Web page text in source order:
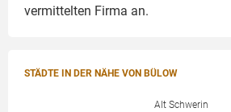
vermittelten Firma an.
STÄDTE IN DER NÄHE VON BÜLOW
Alt Schwerin